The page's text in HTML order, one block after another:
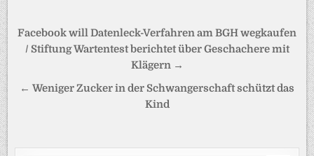
Beitragsnavigation
Facebook will Datenleck-Verfahren am BGH wegkaufen
/ Stiftung Wartentest berichtet über Geschachere mit
Klägern →
← Weniger Zucker in der Schwangerschaft schützt das
Kind